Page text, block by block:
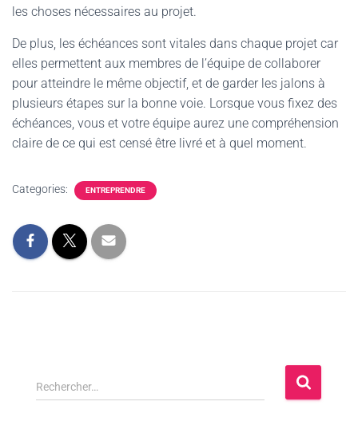
les choses nécessaires au projet.
De plus, les échéances sont vitales dans chaque projet car
elles permettent aux membres de l’équipe de collaborer
pour atteindre le même objectif, et de garder les jalons à
plusieurs étapes sur la bonne voie. Lorsque vous fixez des
échéances, vous et votre équipe aurez une compréhension
claire de ce qui est censé être livré et à quel moment.
Categories: ENTREPRENDRE
Rechercher…